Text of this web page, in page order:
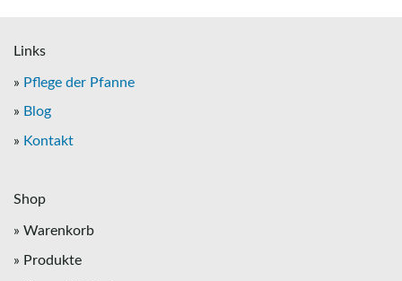
Links
» Pflege der Pfanne
» Blog
» Kontakt
Shop
» Warenkorb
» Produkte